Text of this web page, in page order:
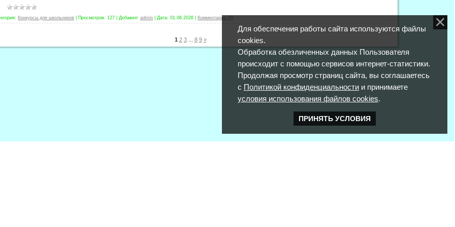
Конкурсы для школьников Просмотров: 127 Добавил: admin Дата: 01.06.2026 Комментарии (0)
1 2 3 8 9 »
Для обеспечения работы сайта используются файлы
cookies.
Обработка обезличенных данных Пользователя
происходит с помощью сервисов интернет-статистики.
Продолжая просмотр страниц сайта, вы соглашаетесь
с Политикой конфиденциальностии принимаете
условия использования файлов cookies.
ПРИНЯТЬ УСЛОВИЯ